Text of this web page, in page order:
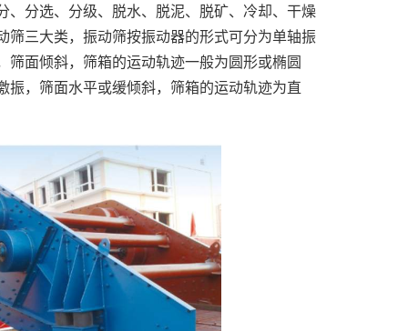
分选、分级、脱水、脱泥、脱矿、冷却、干燥
三大类，振动筛按振动器的形式可分为单轴振
面倾斜，筛箱的运动轨迹一般为圆形或椭圆
，筛面水平或缓倾斜，筛箱的运动轨迹为直